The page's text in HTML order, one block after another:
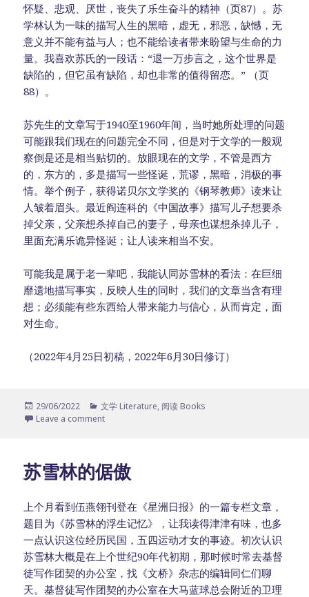
怀疑、悲观、厌世，丧失了乐生奋斗的精神（页87）。苏
学林认为一味的描写人生的黑暗，虚无，邪恶，缺憾，无
意义并不能有益与人；也不能给读者带来盼望与生命的力
量。我喜欢苏氏的一段话：“退一万步言之，这个世界是
缺陷的，但它虽有缺陷，却也非常的值得留恋。” （页
88）。
苏先生的文章写于1940至1960年间，当时她所处理的问题
可能跟我们现在的问题完全不同，但是对于文学的一般观
察倒是还是相当贴切的。放眼现在的文学，不管是西方
的，东方的，多是描写一些怪诞，荒谬，黑暗，消极的事
情。举个例子，获得诺贝尔文学奖的《钢琴教师》读来让
人皱着眉头。最近阎连科的《中国故事》描写儿子想要杀
掉父亲，父亲想杀掉自己的妻子，母亲也谋想杀掉儿子，
里面充满乐诡异怪诞；让人读来相当不安。
可能我是属于老一辈吧，我能认同苏雪林的看法：在巨细
靡遗地描写事实，反映人生的同时，我们的文章当含有理
想；必须能有些东西给人带来能力与信心，从而肯定，面
对生命。
（2022年4月25日初稿，2022年6月30日修订）
Posted
on
29/06/2022 Categories
文学 Literature, 阅读 Books
Leave a comment
苏雪林的倨傲
上个月看到伍燕翎刊登在《星洲日报》的一篇专栏文章，
题目为《苏雪林的浮生记忆》，让我读得津津有味，也多
一点认识这位经历民国，五四运动才女的事迹。初次认识
苏雪林大概是在上个世纪90年代初期，那时候时常去基督
徒写作团契的办公室，找《文桥》杂志的编辑同仁们聊
天。基督徒写作团契的办公室在大马蓝球总会附近的卫理